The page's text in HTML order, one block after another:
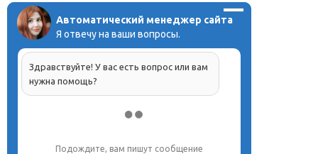
Автоматический менеджер сайта
Я отвечу на ваши вопросы.
Здравствуйте! У вас есть вопрос или вам
нужна помощь?
Подождите, вам пишут сообщение